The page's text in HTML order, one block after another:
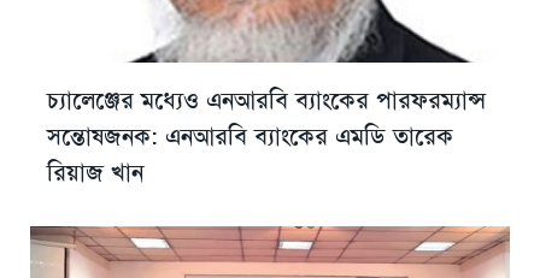
চ্যালেঞ্জের মধ্যেও এনআরবি ব্যাংকের পারফরম্যান্স
সন্তোষজনক: এনআরবি ব্যাংকের এমডি তারেক
রিয়াজ খান